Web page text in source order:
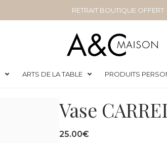
RETRAIT BOUTIQUE OFFERT
ARTS DE LA TABLE PRODUITS
Vase
25.00€